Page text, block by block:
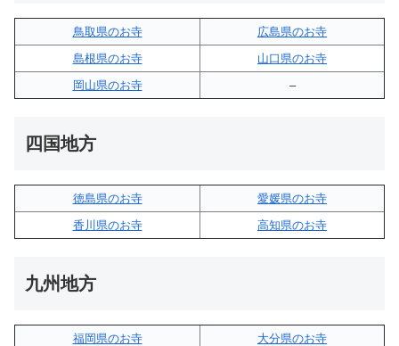
鳥取県のお寺
広島県のお寺
島根県のお寺
山口県のお寺
岡山県のお寺
–
四国地方
徳島県のお寺
愛媛県のお寺
香川県のお寺
高知県のお寺
九州地方
福岡県のお寺
大分県のお寺